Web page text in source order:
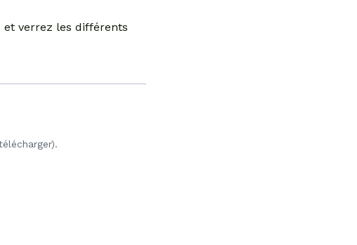
et verrez les différents